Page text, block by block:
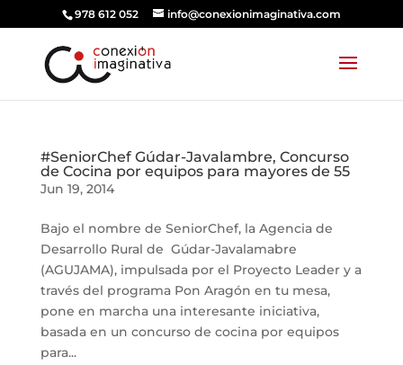
978 612 052 info@conexionimaginativa.com
#SeniorChef Gúdar-Javalambre, Concurso
de Cocina por equipos para mayores de 55
Jun 19, 2014
Bajo el nombre de SeniorChef, la Agencia de
Desarrollo Rural de Gúdar-Javalamabre
(AGUJAMA), impulsada por el Proyecto Leader y a
través del programa Pon Aragón en tu mesa,
pone en marcha una interesante iniciativa,
basada en un concurso de cocina por equipos
para...